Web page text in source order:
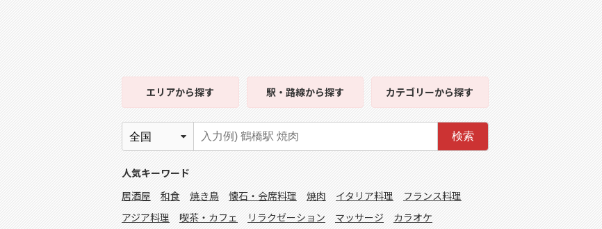
エリアから探す 駅・路線から探す カテゴリーから探す
検索
人気キーワード
居酒屋
和食 焼き鳥 懐石・会席料理 焼肉 イタリア料理
フランス料理
アジア料理
喫茶・カフェ リラクゼーション マッサージ カラオケ